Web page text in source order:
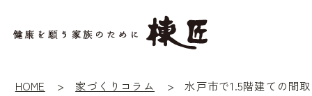
HOME 家づくりコラム